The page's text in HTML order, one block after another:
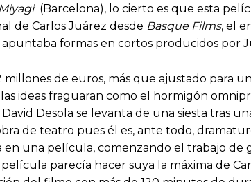
(Barcelona), lo cierto es que esta
de Carlos Juárez desde Basque Films, el
formas en cortos producidos por
de euros, más que ajustado para
ideas fraguaran como el hormigón
Desola se levanta de una siesta tras
de teatro pues él es, ante todo,
una película, comenzando el trabajo de
parecía hacer suya la máxima de